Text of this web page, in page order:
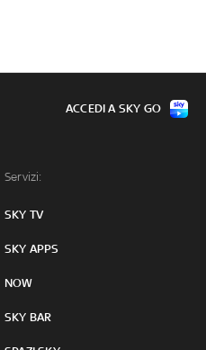
Servizi:
SKY TV
SKY APPS
NOW
SKY BAR
ACCEDI A SKY GO